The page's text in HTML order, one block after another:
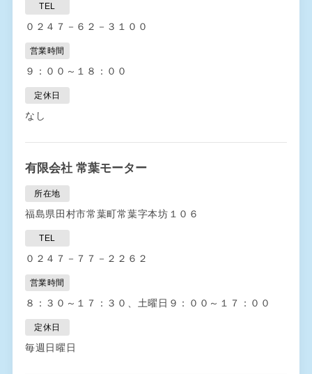
TEL
０２４７－６２－３１００
営業時間
９：００～１８：００
定休日
なし
有限会社 常葉モーター
所在地
福島県田村市常葉町常葉字本坊１０６
TEL
０２４７－７７－２２６２
営業時間
８：３０～１７：３０、土曜日９：００～１７：００
定休日
毎週日曜日